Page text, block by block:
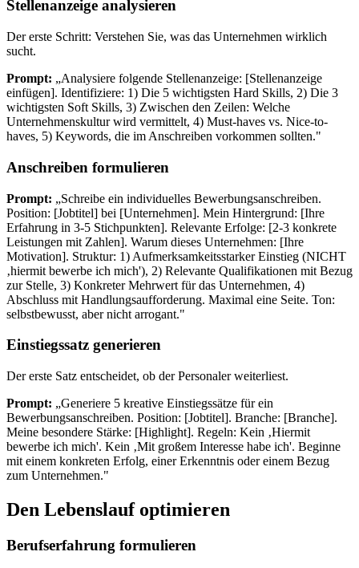
Stellenanzeige analysieren
Der erste Schritt: Verstehen Sie, was das Unternehmen wirklich
sucht.
Prompt: „Analysiere folgende Stellenanzeige: [Stellenanzeige
einfügen]. Identifiziere: 1) Die 5 wichtigsten Hard Skills, 2) Die 3
wichtigsten Soft Skills, 3) Zwischen den Zeilen: Welche
Unternehmenskultur wird vermittelt, 4) Must-haves vs. Nice-to-
haves, 5) Keywords, die im Anschreiben vorkommen sollten."
Anschreiben formulieren
Prompt: „Schreibe ein individuelles Bewerbungsanschreiben.
Position: [Jobtitel] bei [Unternehmen]. Mein Hintergrund: [Ihre
Erfahrung in 3-5 Stichpunkten]. Relevante Erfolge: [2-3 konkrete
Leistungen mit Zahlen]. Warum dieses Unternehmen: [Ihre
Motivation]. Struktur: 1) Aufmerksamkeitsstarker Einstieg (NICHT
‚hiermit bewerbe ich mich'), 2) Relevante Qualifikationen mit Bezug
zur Stelle, 3) Konkreter Mehrwert für das Unternehmen, 4)
Abschluss mit Handlungsaufforderung. Maximal eine Seite. Ton:
selbstbewusst, aber nicht arrogant."
Einstiegssatz generieren
Der erste Satz entscheidet, ob der Personaler weiterliest.
Prompt: „Generiere 5 kreative Einstiegssätze für ein
Bewerbungsanschreiben. Position: [Jobtitel]. Branche: [Branche].
Meine besondere Stärke: [Highlight]. Regeln: Kein ‚Hiermit
bewerbe ich mich'. Kein ‚Mit großem Interesse habe ich'. Beginne
mit einem konkreten Erfolg, einer Erkenntnis oder einem Bezug
zum Unternehmen."
Den Lebenslauf optimieren
Berufserfahrung formulieren